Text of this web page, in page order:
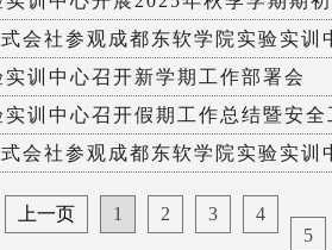
会社参观成都东软学院实验实训
训中心召开新学期工作部署会
实训中心召开假期工作总结暨安
会社参观成都东软学院实验实训
上一页 1 2 3
4
5